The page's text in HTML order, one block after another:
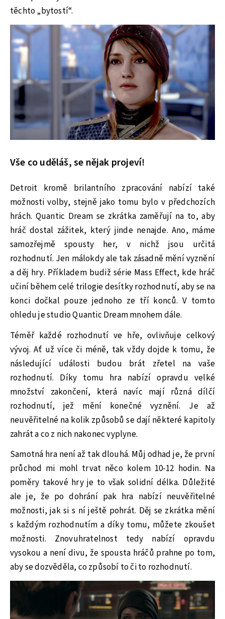
těchto „bytostí“.
Vše co uděláš, se nějak projeví!
Detroit kromě brilantního zpracování nabízí také
možnosti volby, stejně jako tomu bylo v předchozích
hrách. Quantic Dream se zkrátka zaměřují na to, aby
hráč dostal zážitek, který jinde nenajde. Ano, máme
samozřejmě spousty her, v nichž jsou určitá
rozhodnutí. Jen málokdy ale tak zásadně mění vyznění
a děj hry. Příkladem budiž série Mass Effect, kde hráč
učiní během celé trilogie desítky rozhodnutí, aby se na
konci dočkal pouze jednoho ze tří konců. V tomto
ohledu je studio Quantic Dream mnohem dále.
Téměř každé rozhodnutí ve hře, ovlivňuje celkový
vývoj. Ať už více či méně, tak vždy dojde k tomu, že
následující události budou brát zřetel na vaše
rozhodnutí. Díky tomu hra nabízí opravdu velké
množství zakončení, která navíc mají různá dílčí
rozhodnutí, jež mění konečné vyznění. Je až
neuvěřitelné na kolik způsobů se dají některé kapitoly
zahrát a co z nich nakonec vyplyne.
Samotná hra není až tak dlouhá. Můj odhad je, že první
průchod mi mohl trvat něco kolem 10-12 hodin. Na
poměry takové hry je to však solidní délka. Důležité
ale je, že po dohrání pak hra nabízí neuvěřitelné
možnosti, jak si s ní ještě pohrát. Děj se zkrátka mění
s každým rozhodnutím a díky tomu, můžete zkoušet
možnosti. Znovuhratelnost tedy nabízí opravdu
vysokou a není divu, že spousta hráčů prahne po tom,
aby se dozvěděla, co způsobí to či to rozhodnutí.